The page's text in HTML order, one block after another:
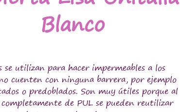
Blanco
se utilizan para hacer impermeables a los
cuenten con ninguna barrera, por ejemplo
o predoblados. Son muy útiles porque al
de PUL se pueden reutilizar